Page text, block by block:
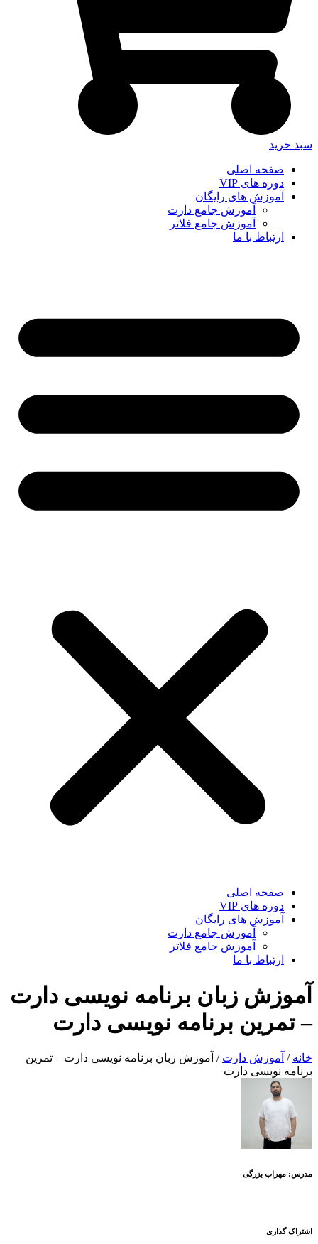
سبد خرید
صفحه اصلی
دوره های VIP
آموزش های رایگان
آموزش جامع دارت
آموزش جامع فلاتر
ارتباط با ما
صفحه اصلی
دوره های VIP
آموزش های رایگان
آموزش جامع دارت
آموزش جامع فلاتر
ارتباط با ما
آموزش زبان برنامه نویسی دارت
– تمرین برنامه نویسی دارت
خانه / آموزش دارت / آموزش زبان برنامه نویسی دارت – تمرین
برنامه نویسی دارت
مدرس: مهراب بزرگی
اشتراک گذاری